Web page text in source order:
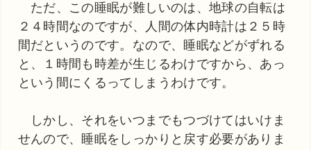
ただ、この睡眠が難しいのは、地球の自転は
２４時間なのですが、人間の体内時計は２５時
間だというのです。なので、睡眠などがずれる
と、１時間も時差が生じるわけですから、あっ
という間にくるってしまうわけです。
しかし、それをいつまでもつづけてはいけま
せんので、睡眠をしっかりと戻す必要がありま